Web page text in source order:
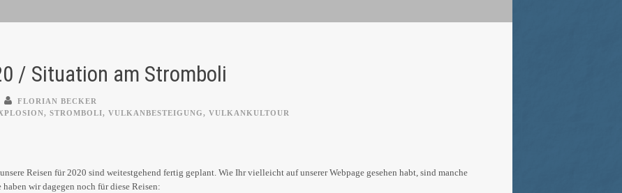
/ Situation am Stromboli
FLORIAN BECKER
, STROMBOLI, VULKANBESTEIGUNG, VULKANKULTOUR
Reisen für 2020 sind weitestgehend fertig geplant. Wie Ihr vielleicht auf unserer Webpage gesehen habt, sind manche
wir dagegen noch für diese Reisen: